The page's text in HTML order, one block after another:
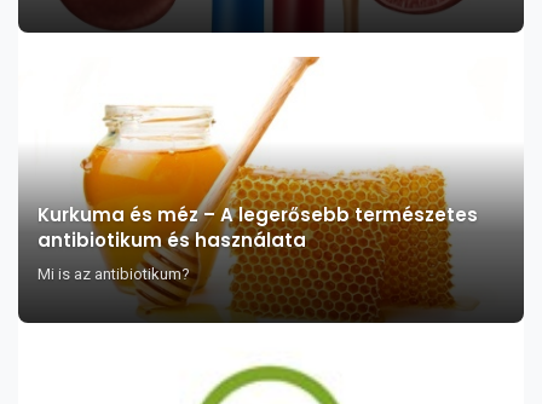
Kurkuma és méz – A legerősebb természetes
antibiotikum és használata
Mi is az antibiotikum?